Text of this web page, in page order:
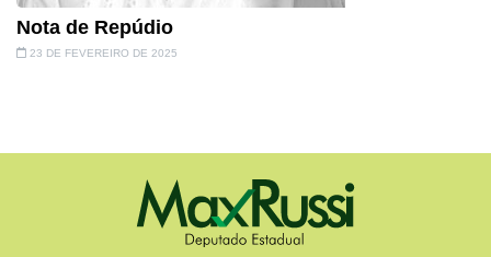
Nota de Repúdio
23 DE FEVEREIRO DE 2025